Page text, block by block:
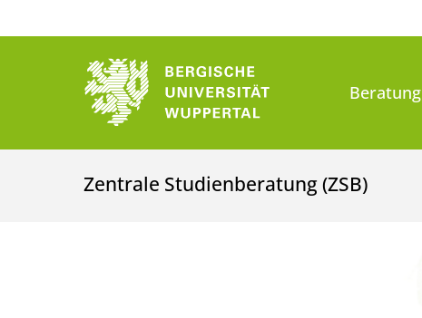
Beratung
Zentrale Studienberatung (ZSB)